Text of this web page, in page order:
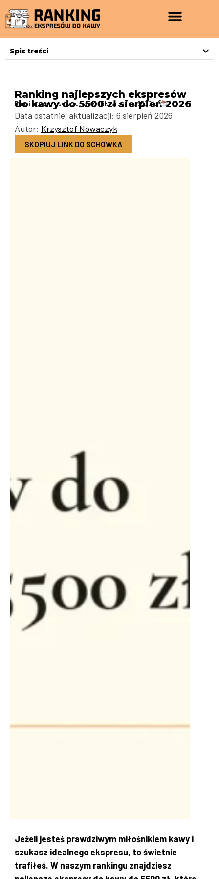
Spis treści
Ranking najlepszych ekspresów
do kawy do 5500 zł sierpień 2026
Ranking ekspresów do kawy»Ekspresy do 5500 zł
Data ostatniej aktualizacji: 6 sierpień 2026
Autor: Krzysztof Nowaczyk
SKOPIUJ LINK DO SCHOWKA
Jeżeli jesteś prawdziwym miłośnikiem kawy i
szukasz idealnego ekspresu, to świetnie
trafiłeś. W naszym rankingu znajdziesz